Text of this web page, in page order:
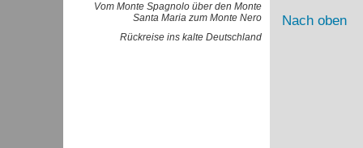
Vom Monte Spagnolo über den Monte
Santa Maria zum Monte Nero
Rückreise ins kalte Deutschland
Nach oben